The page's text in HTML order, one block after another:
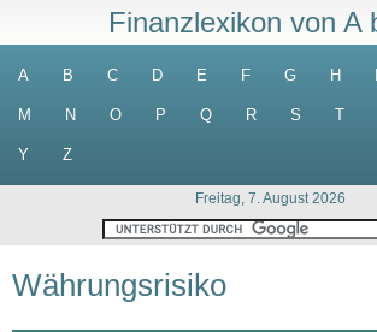
Finanzlexikon von A
A B C D E F G H
M N O P Q R S T
Y Z
Freitag, 7. August 2026
Währungsrisiko